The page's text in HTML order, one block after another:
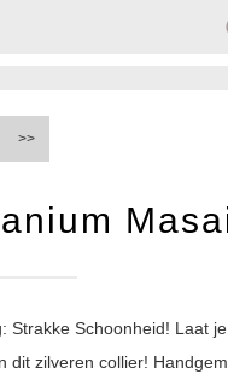
>>
Strakke Schoonheid! Laat
dit zilveren collier!